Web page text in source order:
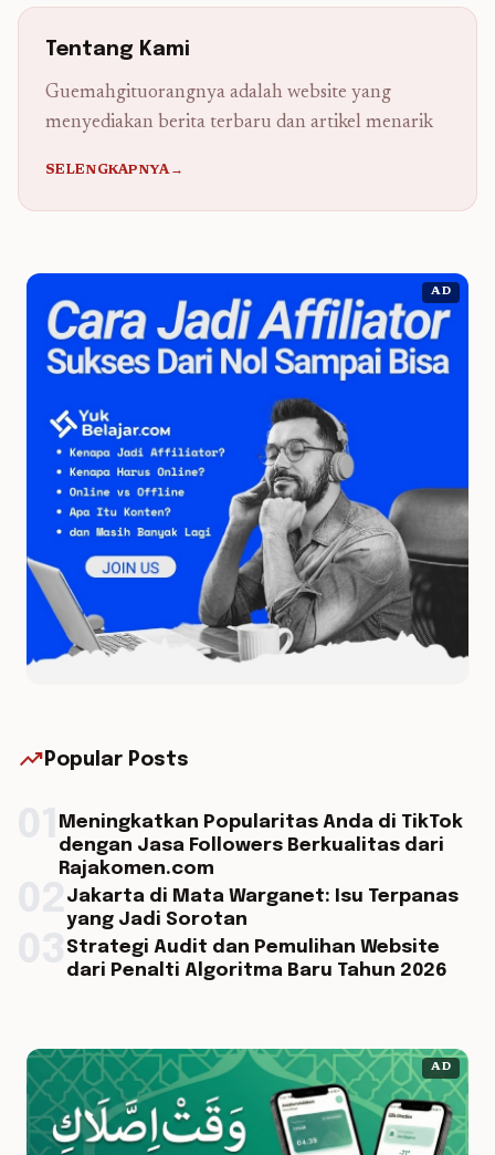
Tentang Kami
Guemahgituorangnya adalah website yang
menyediakan berita terbaru dan artikel menarik
SELENGKAPNYA→
AD
trending_up Popular Posts
Meningkatkan Popularitas Anda di TikTok
dengan Jasa Followers Berkualitas dari
Rajakomen.com
Jakarta di Mata Warganet: Isu Terpanas
yang Jadi Sorotan
Strategi Audit dan Pemulihan Website
dari Penalti Algoritma Baru Tahun 2026
AD